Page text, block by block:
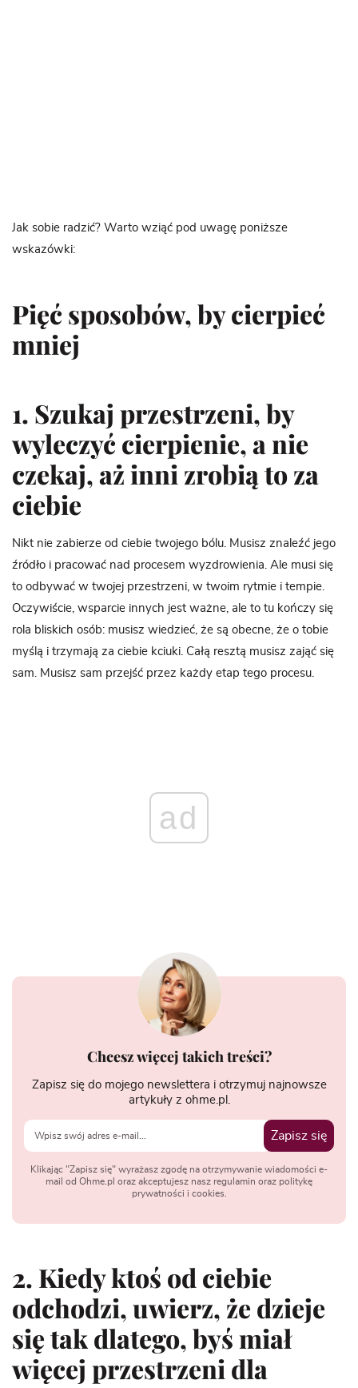
Jak sobie radzić? Warto wziąć pod uwagę poniższe
wskazówki:
Pięć sposobów, by cierpieć
mniej
1. Szukaj przestrzeni, by
wyleczyć cierpienie, a nie
czekaj, aż inni zrobią to za
ciebie
Nikt nie zabierze od ciebie twojego bólu. Musisz znaleźć jego
źródło i pracować nad procesem wyzdrowienia. Ale musi się
to odbywać w twojej przestrzeni, w twoim rytmie i tempie.
Oczywiście, wsparcie innych jest ważne, ale to tu kończy się
rola bliskich osób: musisz wiedzieć, że są obecne, że o tobie
myślą i trzymają za ciebie kciuki. Całą resztą musisz zająć się
sam. Musisz sam przejść przez każdy etap tego procesu.
ad
Chcesz więcej takich treści?
Zapisz się do mojego newslettera i otrzymuj najnowsze
artykuły z ohme.pl.
Zapisz się
Klikając "Zapisz się" wyrażasz zgodę na otrzymywanie wiadomości e-
mail od Ohme.pl oraz akceptujesz nasz regulamin oraz politykę
prywatności i cookies.
2. Kiedy ktoś od ciebie
odchodzi, uwierz, że dzieje
się tak dlatego, byś miał
więcej przestrzeni dla